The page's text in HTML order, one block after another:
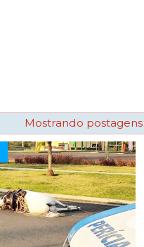
Mostrando